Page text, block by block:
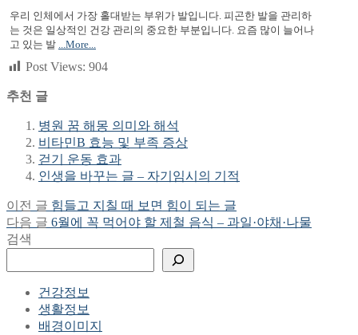
우리 인체에서 가장 홀대받는 부위가 발입니다. 피곤한 발을 관리하
는 것은 일상적인 건강 관리의 중요한 부분입니다. 요즘 많이 늘어나
고 있는 발 ...More...
Post Views: 904
추천 글
병원 꿈 해몽 의미와 해석
비타민B 효능 및 부족 증상
걷기 운동 효과
인생을 바꾸는 글 – 자기임시의 기적
글
탐
이전 글 Previous
post:
힘들고 지칠 때 보면 힘이 되는 글
다음 글 Next
6월에 꼭 먹어야 할 제철 음식 – 과일·야채·나물
검색
건강정보
생활정보
배경이미지